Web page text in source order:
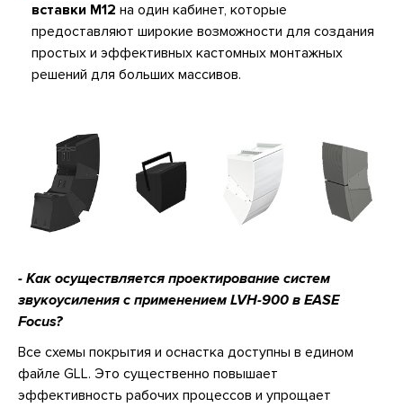
вставки M12 на один кабинет, которые
предоставляют широкие возможности для создания
простых и эффективных кастомных монтажных
решений для больших массивов.
- Как осуществляется проектирование систем
звукоусиления с применением LVH-900 в EASE
Focus?
Все схемы покрытия и оснастка доступны в едином
файле GLL. Это существенно повышает
эффективность рабочих процессов и упрощает